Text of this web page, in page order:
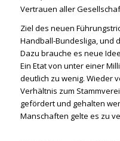
Vertrauen aller
Ziel des neuen
Handball-Bundesliga, und
Dazu brauche es neue
Ein Etat von unter einer
deutlich zu wenig. Wieder
Verhältnis zum
gefördert und gehalten
Manschaften gelte es zu